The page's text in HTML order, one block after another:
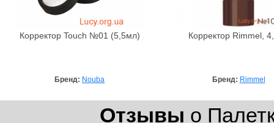
Корректор Touch №01 (5,5мл)
Бренд: Nouba
Корректор Rimmel,
Бренд: Rimmel
Отзывы о